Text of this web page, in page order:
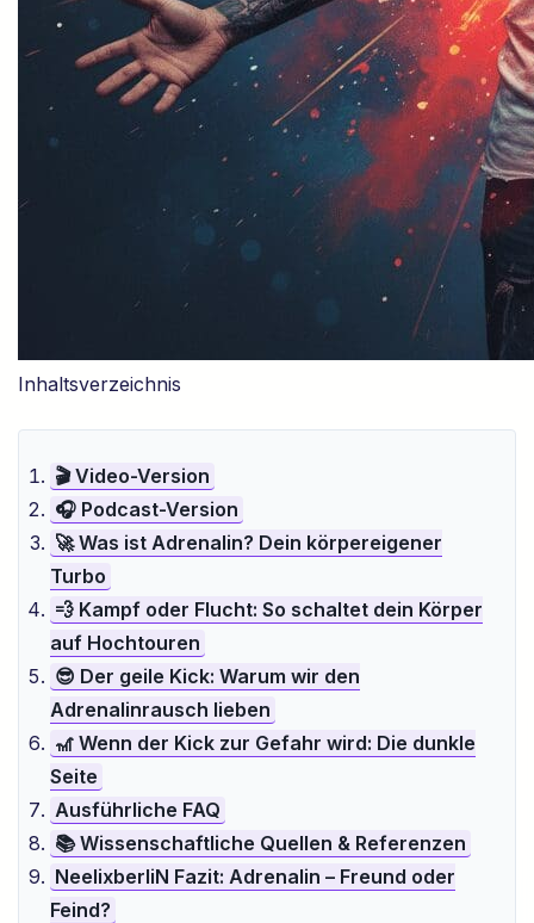
Inhaltsverzeichnis
🎬 Video-Version
🎧 Podcast-Version
🚀 Was ist Adrenalin? Dein körpereigener
Turbo
💨 Kampf oder Flucht: So schaltet dein Körper
auf Hochtouren
😎 Der geile Kick: Warum wir den
Adrenalinrausch lieben
🎢 Wenn der Kick zur Gefahr wird: Die dunkle
Seite
Ausführliche FAQ
📚 Wissenschaftliche Quellen & Referenzen
NeelixberliN Fazit: Adrenalin – Freund oder
Feind?